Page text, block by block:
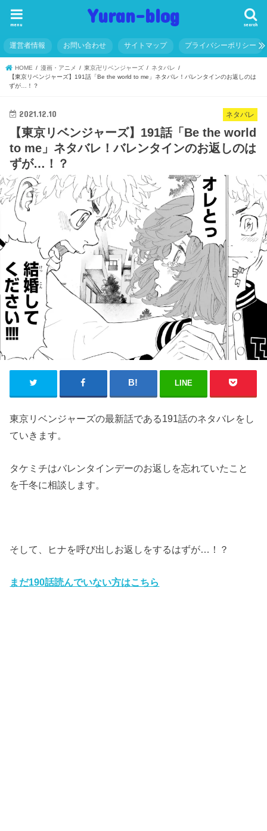
Yuran-blog search
menu
運営者情報 お問い合わせ サイトマップ プライバシーポリシー
HOME 漫画・アニメ 東京卍リベンジャーズ
ネタバレ
【東京リベンジャーズ】191話「Be the world to me」ネタバレ！バレンタインのお返しのは
ずが…！？
ネタバレ
2021.12.10
【東京リベンジャーズ】191話「Be the world
to me」ネタバレ！バレンタインのお返しのは
ずが…！？
LINE
東京リベンジャーズの最新話である191話のネタバレをし
ていきます。
タケミチはバレンタインデーのお返しを忘れていたこと
を千冬に相談します。
そして、ヒナを呼び出しお返しをするはずが…！？
まだ190話読んでいない方はこちら